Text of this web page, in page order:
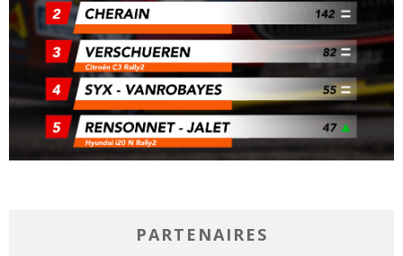
PARTENAIRES